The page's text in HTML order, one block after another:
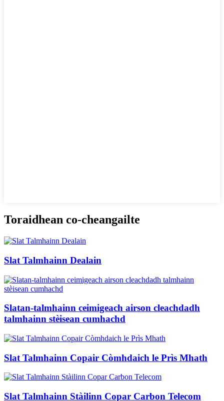
Toraidhean co-cheangailte
Slat Talmhainn Dealain
Slatan-talmhainn ceimigeach airson cleachdadh
talmhainn stèisean cumhachd
Slat Talmhainn Copair Còmhdaich le Prìs Mhath
Slat Talmhainn Stàilinn Copar Carbon Telecom